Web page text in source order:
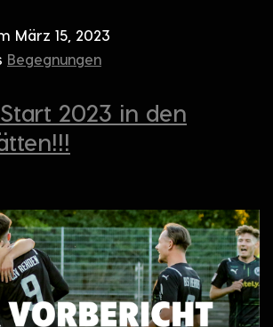
März 15, 2023
Begegnungen
2023 in den